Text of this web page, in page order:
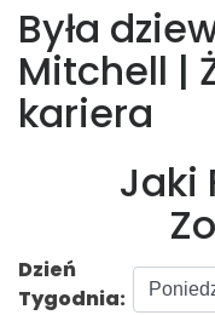
Była
Mitchell |
kariera
Jaki
Dzień
Tygodnia: